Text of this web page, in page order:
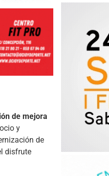
de mejora
y
de
disfrute